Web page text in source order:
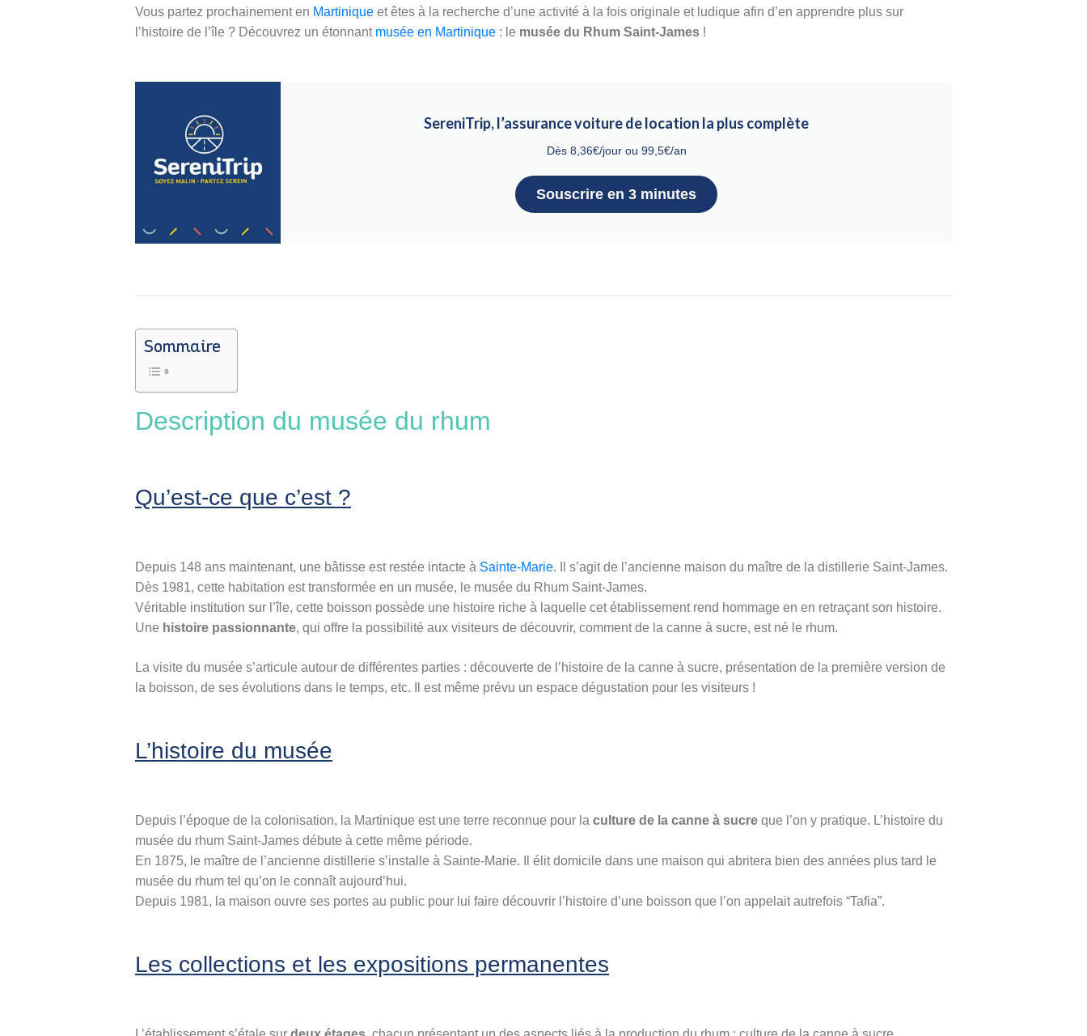
Vous partez prochainement en Martinique et êtes à la recherche d’une activité à la fois originale et ludique afin d’en apprendre plus sur
l’histoire de l’île ? Découvrez un étonnant musée en Martinique : le musée du Rhum Saint-James !
SereniTrip, l’assurance voiture de location la plus complète
Dès 8,36€/jour ou 99,5€/an
Souscrire en 3 minutes
Sommaire
Description du musée du rhum
Qu’est-ce que c’est ?
Depuis 148 ans maintenant, une bâtisse est restée intacte à Sainte-Marie. Il s’agit de l’ancienne maison du maître de la distillerie Saint-James.
Dès 1981, cette habitation est transformée en un musée, le musée du Rhum Saint-James.
Véritable institution sur l’île, cette boisson possède une histoire riche à laquelle cet établissement rend hommage en en retraçant son histoire.
Une histoire passionnante, qui offre la possibilité aux visiteurs de découvrir, comment de la canne à sucre, est né le rhum.
La visite du musée s’articule autour de différentes parties : découverte de l’histoire de la canne à sucre, présentation de la première version de
la boisson, de ses évolutions dans le temps, etc. Il est même prévu un espace dégustation pour les visiteurs !
L’histoire du musée
Depuis l’époque de la colonisation, la Martinique est une terre reconnue pour la culture de la canne à sucre que l’on y pratique. L’histoire du
musée du rhum Saint-James débute à cette même période.
En 1875, le maître de l’ancienne distillerie s’installe à Sainte-Marie. Il élit domicile dans une maison qui abritera bien des années plus tard le
musée du rhum tel qu’on le connaît aujourd’hui.
Depuis 1981, la maison ouvre ses portes au public pour lui faire découvrir l’histoire d’une boisson que l’on appelait autrefois “Tafia”.
Les collections et les expositions permanentes